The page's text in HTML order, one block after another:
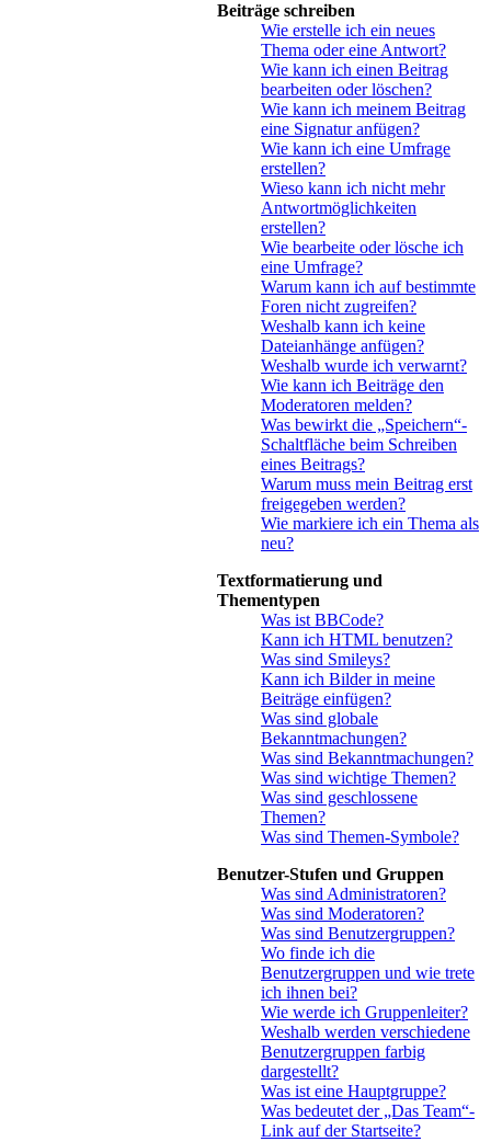
Beiträge schreiben
Wie erstelle ich ein neues
Thema oder eine Antwort?
Wie kann ich einen Beitrag
bearbeiten oder löschen?
Wie kann ich meinem Beitrag
eine Signatur anfügen?
Wie kann ich eine Umfrage
erstellen?
Wieso kann ich nicht mehr
Antwortmöglichkeiten
erstellen?
Wie bearbeite oder lösche ich
eine Umfrage?
Warum kann ich auf bestimmte
Foren nicht zugreifen?
Weshalb kann ich keine
Dateianhänge anfügen?
Weshalb wurde ich verwarnt?
Wie kann ich Beiträge den
Moderatoren melden?
Was bewirkt die „Speichern“-
Schaltfläche beim Schreiben
eines Beitrags?
Warum muss mein Beitrag erst
freigegeben werden?
Wie markiere ich ein Thema als
neu?
Textformatierung und
Thementypen
Was ist BBCode?
Kann ich HTML benutzen?
Was sind Smileys?
Kann ich Bilder in meine
Beiträge einfügen?
Was sind globale
Bekanntmachungen?
Was sind Bekanntmachungen?
Was sind wichtige Themen?
Was sind geschlossene
Themen?
Was sind Themen-Symbole?
Benutzer-Stufen und Gruppen
Was sind Administratoren?
Was sind Moderatoren?
Was sind Benutzergruppen?
Wo finde ich die
Benutzergruppen und wie trete
ich ihnen bei?
Wie werde ich Gruppenleiter?
Weshalb werden verschiedene
Benutzergruppen farbig
dargestellt?
Was ist eine Hauptgruppe?
Was bedeutet der „Das Team“-
Link auf der Startseite?